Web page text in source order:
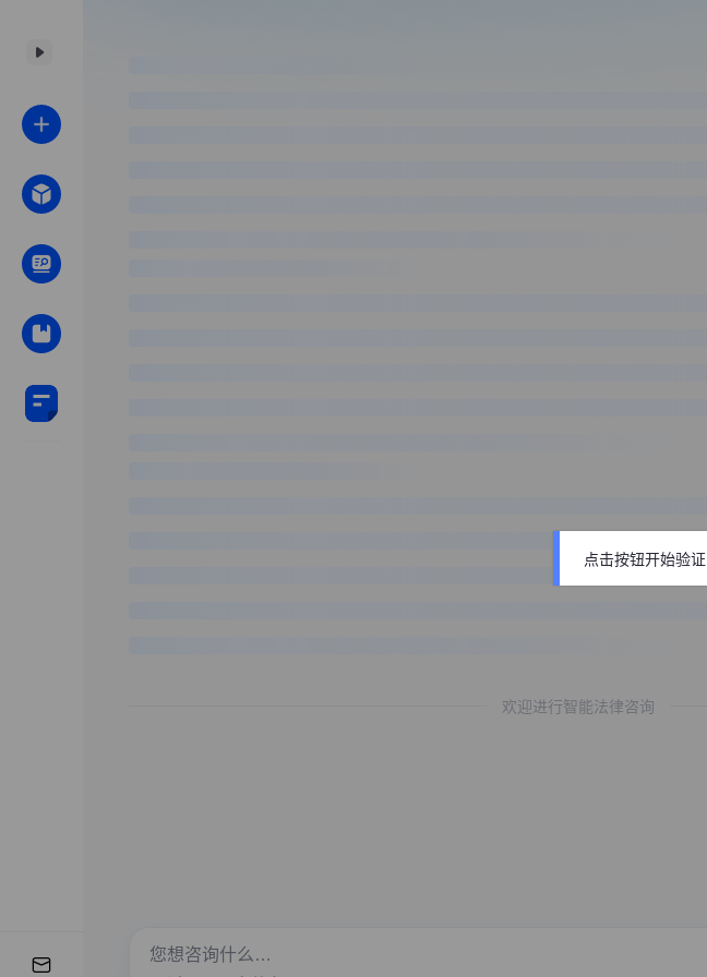
欢迎进行智能法律咨询
点击按钮开始验证